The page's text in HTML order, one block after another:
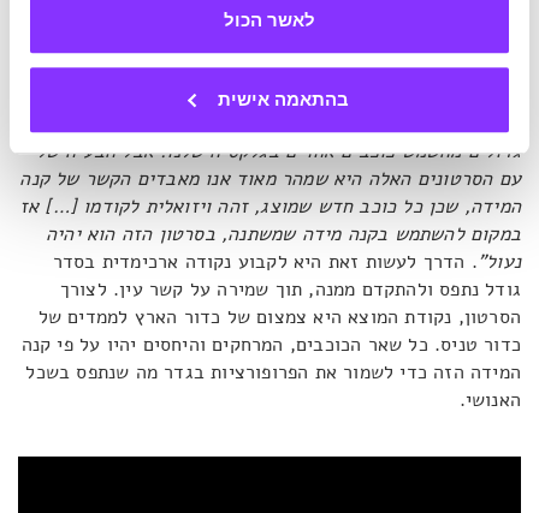
לאשר הכול
בהתאמה אישית
ובכלל את מיקומנו ומקומנו ביקום.
"ראיתם את הסרטונים האלה שמציגים את קנה המידה של
גדולים מהשמש כוכבים אחרים בגלקסיה שלנו. אבל הבעיה שלי
עם הסרטונים האלה היא שמהר מאוד אנו מאבדים הקשר של קנה
המידה, שכן כל כוכב חדש שמוצג, זהה ויזואלית לקודמו […] אז
במקום להשתמש בקנה מידה שמשתנה, בסרטון הזה הוא יהיה
נעול". הדרך לעשות זאת היא לקבוע נקודה ארכימדית בסדר
גודל נתפס ולהתקדם ממנה, תוך שמירה על קשר עין. לצורך
הסרטון, נקודת המוצא היא צמצום של כדור הארץ לממדים של
כדור טניס. כל שאר הכוכבים, המרחקים והיחסים יהיו על פי קנה
המידה הזה כדי לשמור את הפרופורציות בגדר מה שנתפס בשכל
האנושי.